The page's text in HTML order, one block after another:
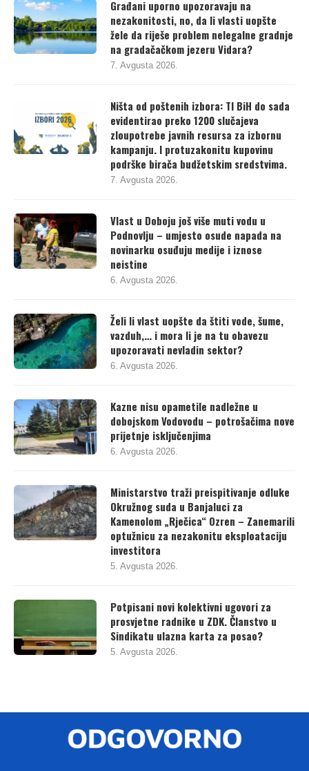
Građani uporno upozoravaju na
nezakonitosti, no, da li vlasti uopšte
žele da riješe problem nelegalne gradnje
na gradačačkom jezeru Vidara?
7. Avgusta 2026.
Ništa od poštenih izbora: TI BiH do sada
evidentirao preko 1200 slučajeva
zloupotrebe javnih resursa za izbornu
kampanju. I protuzakonitu kupovinu
podrške birača budžetskim sredstvima.
7. Avgusta 2026.
Vlast u Doboju još više muti vodu u
Podnovlju – umjesto osude napada na
novinarku osuđuju medije i iznose
neistine
6. Avgusta 2026.
Želi li vlast uopšte da štiti vode, šume,
vazduh,… i mora li je na tu obavezu
upozoravati nevladin sektor?
6. Avgusta 2026.
Kazne nisu opametile nadležne u
dobojskom Vodovodu – potrošačima nove
prijetnje isključenjima
6. Avgusta 2026.
Ministarstvo traži preispitivanje odluke
Okružnog suda u Banjaluci za
Kamenolom „Rječica“ Ozren – Zanemarili
optužnicu za nezakonitu eksploataciju
investitora
5. Avgusta 2026.
Potpisani novi kolektivni ugovori za
prosvjetne radnike u ZDK. Članstvo u
Sindikatu ulazna karta za posao?
5. Avgusta 2026.